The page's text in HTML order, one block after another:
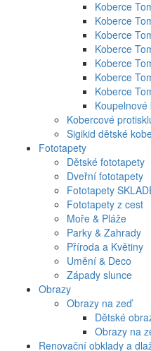
Koberce
Koberce
Koberce
Koberce
Koberce
Koberce
Koberce
Kobercové
Sigikid dětské
Fototapety
Dětské fototapety
Dveřní fototapety
Fototapety
Fototapety z cest
Moře & Pláže
Parky & Zahrady
Příroda a Květiny
Umění & Deco
Západy slunce
Obrazy
Obrazy na zeď
Dětské
Obrazy na
Renovační obklady a